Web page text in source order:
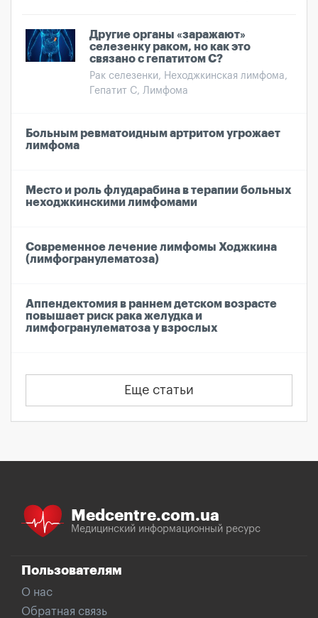
Другие органы «заражают»
селезенку раком, но как это
связано с гепатитом С?
Рак селезенки, Неходжкинская лимфома,
Гепатит С, Лимфома
Больным ревматоидным артритом угрожает
лимфома
Место и роль флударабина в терапии больных
неходжкинскими лимфомами
Современное лечение лимфомы Ходжкина
(лимфогранулематоза)
Аппендектомия в раннем детском возрасте
повышает риск рака желудка и
лимфогранулематоза у взрослых
Еще статьи
Medcentre.com.ua
Медицинский информационный ресурс
Пользователям
О нас
Обратная связь